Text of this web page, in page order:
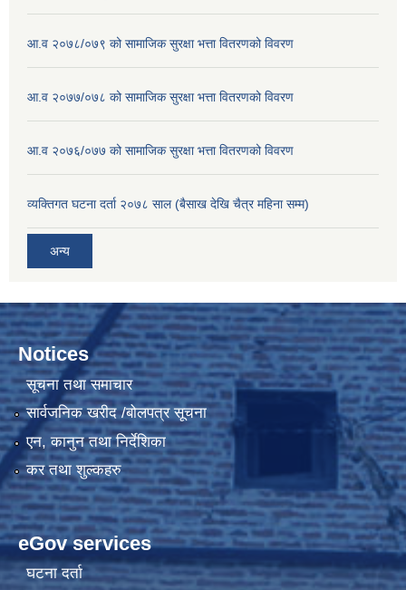
आ.व २०७८/०७९ को सामाजिक सुरक्षा भत्ता वितरणको विवरण
आ.व २०७७/०७८ को सामाजिक सुरक्षा भत्ता वितरणको विवरण
आ.व २०७६/०७७ को सामाजिक सुरक्षा भत्ता वितरणको विवरण
व्यक्तिगत घटना दर्ता २०७८ साल (बैसाख देखि चैत्र महिना सम्म)
अन्य
Notices
सूचना तथा समाचार
सार्वजनिक खरीद /बोलपत्र सूचना
एन, कानुन तथा निर्देशिका
कर तथा शुल्कहरु
eGov services
घटना दर्ता